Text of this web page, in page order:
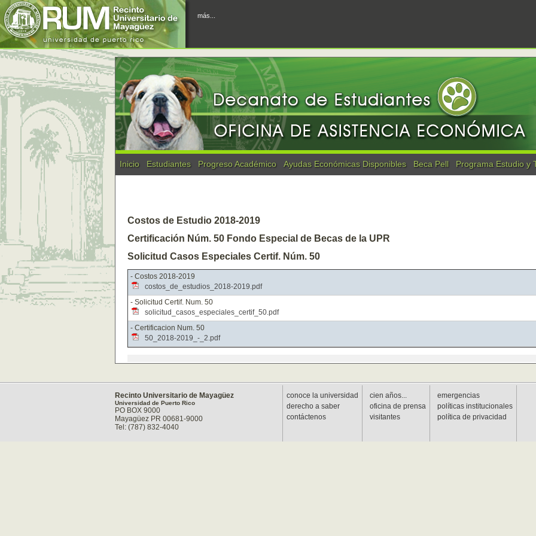
más...
Inicio Estudiantes Progreso Académico Ayudas Económicas Disponibles Beca Pell Programa Estudio y
Costos de Estudio 2018-2019
Certificación Núm. 50 Fondo Especial de Becas de la UPR
Solicitud Casos Especiales Certif. Núm. 50
- Costos 2018-2019
costos_de_estudios_2018-2019.pdf
- Solicitud Certif. Num. 50
solicitud_casos_especiales_certif_50.pdf
- Certificacion Num. 50
50_2018-2019_-_2.pdf
Recinto Universitario de Mayagüez
Universidad de Puerto Rico
PO BOX 9000
Mayagüez PR 00681-9000
Tel: (787) 832-4040
conoce la universidad
derecho a saber
contáctenos
cien años...
oficina de prensa
visitantes
emergencias
políticas institucionales
política de privacidad